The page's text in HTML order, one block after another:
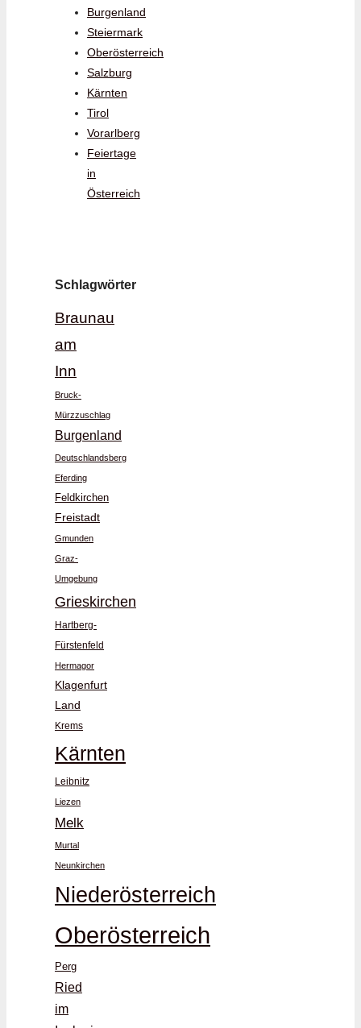
Burgenland
Steiermark
Oberösterreich
Salzburg
Kärnten
Tirol
Vorarlberg
Feiertage
in
Österreich
Schlagwörter
Braunau
am
Inn
Bruck-
Mürzzuschlag
Burgenland
Deutschlandsberg
Eferding
Feldkirchen
Freistadt
Gmunden
Graz-
Umgebung
Grieskirchen
Hartberg-
Fürstenfeld
Hermagor
Klagenfurt
Land
Krems
Kärnten
Leibnitz
Liezen
Melk
Murtal
Neunkirchen
Niederösterreich
Oberösterreich
Perg
Ried
im